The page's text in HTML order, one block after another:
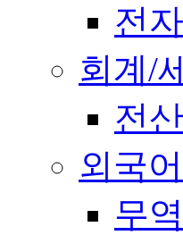
전
회계/
전
외국
무